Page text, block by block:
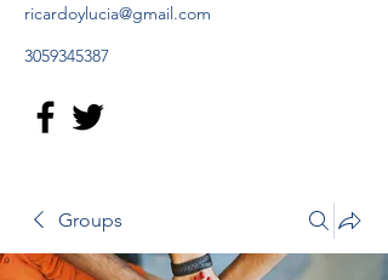
ricardoylucia@gmail.com
3059345387
Groups